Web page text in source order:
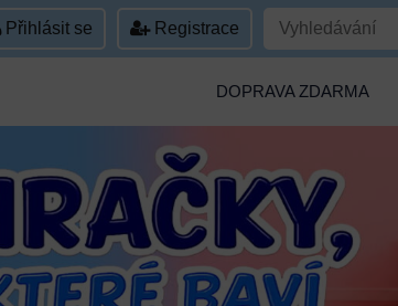
Přihlásit se Registrace
DOPRAVA ZDARMA